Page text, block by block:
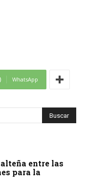
WhatsApp
entre las
para la